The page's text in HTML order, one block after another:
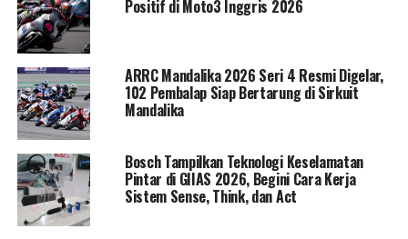
“Bahagia tak terkira bisa
meraih posisi runner up di
kejuaraan dunia yang baru
Positif di Moto3 Inggris 2026
ARRC Mandalika 2026 Seri 4 Resmi Digelar,
102 Pembalap Siap Bertarung di Sirkuit
Mandalika
Bosch Tampilkan Teknologi Keselamatan
Pintar di GIIAS 2026, Begini Cara Kerja
Sistem Sense, Think, dan Act